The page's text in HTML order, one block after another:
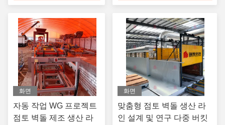
화면
자동 작업 WG 프로젝트
점토 벽돌 제조 생산 라
화면
맞춤형 점토 벽돌 생산 라
인 설계 및 연구 다중 버킷